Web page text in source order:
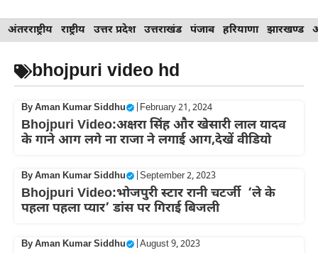
Skip
to
content
अंतरराष्ट्रीय राष्ट्रीय उत्तर प्रदेश उत्तराखंड पंजाब हरियाणा झारखण्ड
bhojpuri video hd
ByAman Kumar Siddhu February 21, 2024
Bhojpuri Video:अक्षरा सिंह और खेसारी लाल यादव
के गाने आग लगे ना राजा ने लगाई आग,देखें वीडियो
ByAman Kumar Siddhu September 2, 2023
Bhojpuri Video:भोजपुरी स्टार रानी चटर्जी ‘ले के
पहला पहला प्यार’ डांस पर गिराई बिजली
ByAman Kumar Siddhu August 9, 2023